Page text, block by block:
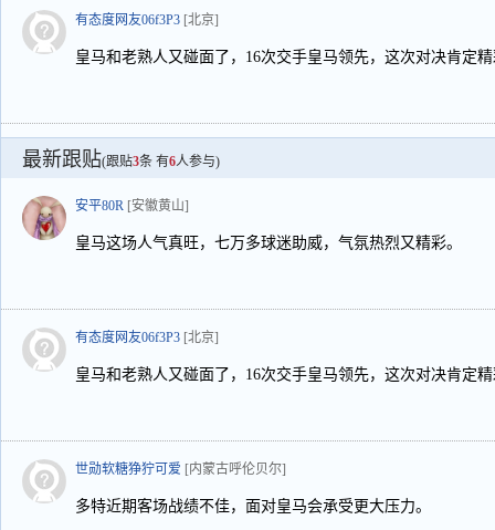
有态度网友06f3P3 [北京]
皇马和老熟人又碰面了，16次交手皇马领先，这次对决肯定
最新跟贴(跟贴3条 有6人参与)
安平80R [安徽黄山]
皇马这场人气真旺，七万多球迷助威，气氛热烈又精彩。
有态度网友06f3P3 [北京]
皇马和老熟人又碰面了，16次交手皇马领先，这次对决肯定
世勋软糖狰狞可爱 [内蒙古呼伦贝尔]
多特近期客场战绩不佳，面对皇马会承受更大压力。